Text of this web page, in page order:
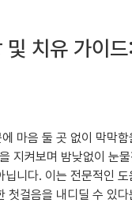
치유 가이
마음 둘 곳 없이 막막
지켜보며 밤낮없이 눈
니다. 이는 전문적인
첫걸음을 내디딜 수 있